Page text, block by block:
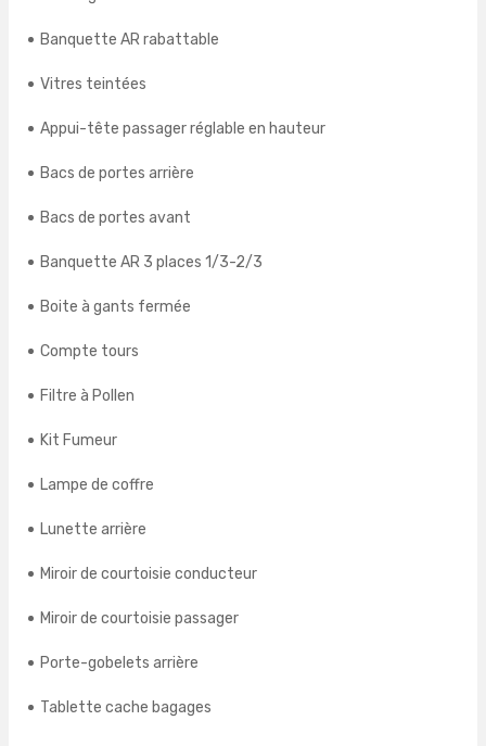
Banquette AR rabattable
Vitres teintées
Appui-tête passager réglable en hauteur
Bacs de portes arrière
Bacs de portes avant
Banquette AR 3 places 1/3-2/3
Boite à gants fermée
Compte tours
Filtre à Pollen
Kit Fumeur
Lampe de coffre
Lunette arrière
Miroir de courtoisie conducteur
Miroir de courtoisie passager
Porte-gobelets arrière
Tablette cache bagages